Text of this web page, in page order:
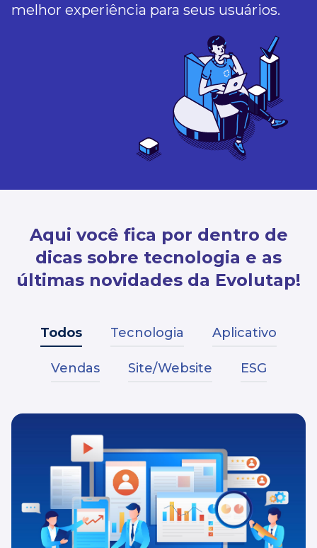
melhor experiência para seus usuários.
Aqui você fica por dentro de
dicas sobre tecnologia e as
últimas novidades da Evolutap!
Todos Tecnologia Aplicativo
Vendas Site/Website ESG